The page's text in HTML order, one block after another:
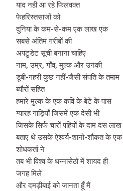
याद नही आ रहे फिलवक्त
फेहरिस्तसाजों को
दुनिया के कम-से-कम एक लाख एक
सबसे अंतिम गरीबों की
अपटुडेट सूची बनाना चाहिए
नाम, उम्र, गाँव, मुल्क और उनकी
डूबी-गहरी कुछ नहीं-जैसी संपति के तमाम
ब्यौरों सहित
हमारे मुल्क के एक कवि के बेटे के पास
ग्यारह गाड़ियाँ जिसमें एक देसी भी
जिसके सिर्फ चारों पहियों के दाम दस लाख
बताए थे उसके ऐश्वर्य-शानो-शौकत के एक
शोधकर्ता ने
तब भी विश्व के धन्नासेठों में शायद ही
जगह मिले
और दमड़ीबाई को जानता हूँ मैं